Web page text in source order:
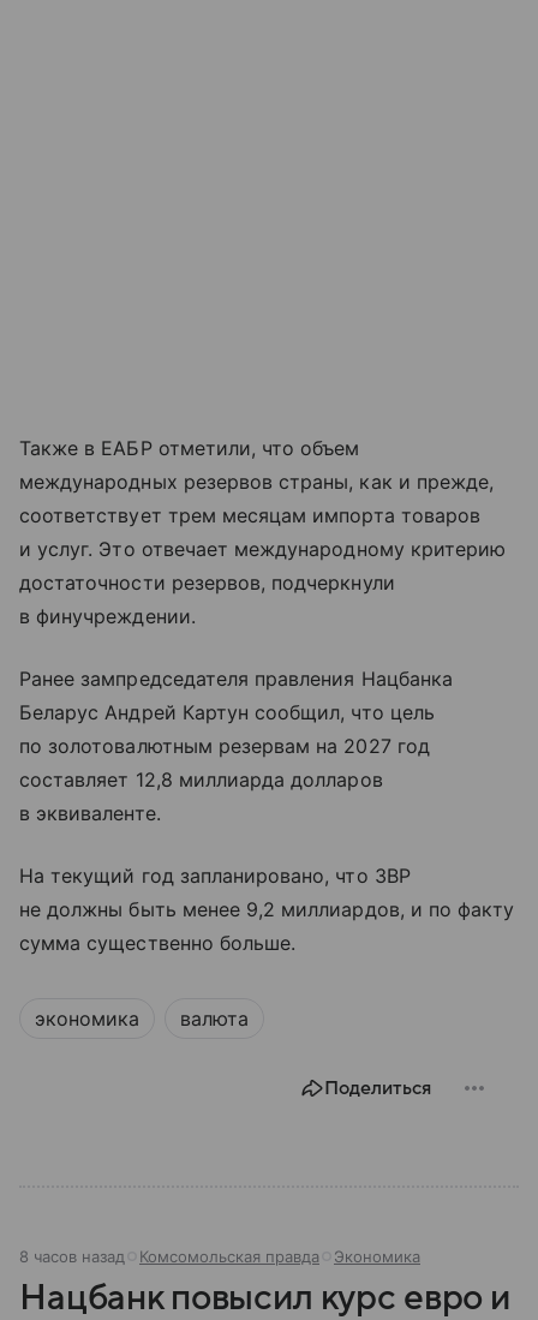
Также в ЕАБР отметили, что объем
международных резервов страны, как и прежде,
соответствует трем месяцам импорта товаров
и услуг. Это отвечает международному критерию
достаточности резервов, подчеркнули
в финучреждении.
Ранее зампредседателя правления Нацбанка
Беларус Андрей Картун сообщил, что цель
по золотовалютным резервам на 2027 год
составляет 12,8 миллиарда долларов
в эквиваленте.
На текущий год запланировано, что ЗВР
не должны быть менее 9,2 миллиардов, и по факту
сумма существенно больше.
экономика валюта
Поделиться
8 часов назад Комсомольская правда Экономика
Нацбанк повысил курс евро и